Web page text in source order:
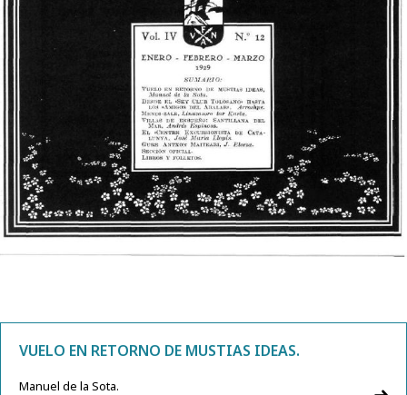
VUELO EN RETORNO DE MUSTIAS IDEAS.
Manuel de la Sota.